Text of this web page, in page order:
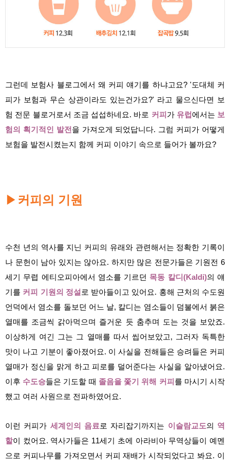
그런데 보험사 블로그에서 왜 커피 얘기를 하냐고요? '도대체 커
피가 보험과 무슨 상관이라도 있는건가요?' 라고 물으신다면 보
험 전문 블로거로서 조금 섭섭하네요. 바로 커피 가 유럽에서는 보
험의 획기적인 발전 을 가져오게 되었답니다. 그럼 커피가 어떻게
보험을 발전시켰는지 함께 커피 이야기 속으로 들어가 볼까요?
▶ 커피의 기원
수천 년의 역사를 지닌 커피의 유래와 관련해서는 정확한 기록이
나 문헌이 남아 있지는 않아요. 하지만 많은 전문가들은 기원전 6
세기 무렵 에티오피아에서 염소를 기르던 목동 칼디(Kaldi)의 얘
기를 커피 기원의 정설 로 받아들이고 있어요. 홍해 근처의 수도원
언덕에서 염소를 돌보던 어느 날, 칼디는 염소들이 덤불에서 붉은
열매를 조금씩 갉아먹으며 즐거운 듯 춤추며 도는 것을 보았죠.
이상하게 여긴 그는 그 열매를 따서 씹어보았고, 그러자 독특한
맛이 나고 기분이 좋아졌어요. 이 사실을 전해들은 승려들은 커피
열매가 정신을 맑게 하고 피로를 덜어준다는 사실을 알아냈어요.
이후 수도승들은 기도할 때 졸음을 쫓기 위해 커피 를 마시기 시작
했고 여러 사원으로 전파하였어요.
이런 커피가 세계인의 음료 로 자리잡기까지는 이슬람교도의 역
할이 컸어요. 역사가들은 11세기 초에 아라비아 무역상들이 예멘
으로 커피나무를 가져오면서 커피 재배가 시작되었다고 봐요. 이